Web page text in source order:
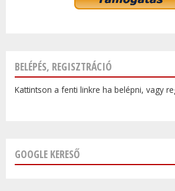
BELÉPÉS, REGISZTRÁCIÓ
Kattintson a fenti linkre ha belépni, vagy
GOOGLE KERESŐ